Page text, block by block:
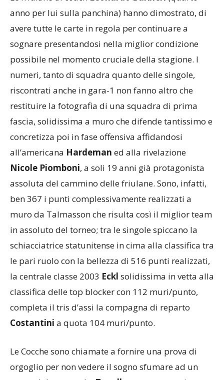
(quarto
anno per lui sulla panchina) hanno dimostrato, di
avere tutte le carte in regola per continuare a
sognare presentandosi nella miglior condizione
possibile nel momento cruciale della stagione. I
numeri, tanto di squadra quanto delle singole,
riscontrati anche in gara-1 non fanno altro che
restituire la fotografia di una squadra di prima
concretizza poi in fase offensiva affidandosi
all’americana
Hardeman
, a soli 19 anni già protagonista
ben 367 i punti complessivamente realizzati a
muro da Talmasson che risulta così il miglior team
in assoluto del torneo; tra le singole spiccano la
le pari ruolo con la bellezza di 516 punti realizzati,
classifica delle top blocker con 112 muri/punto,
completa il tris d’assi la compagna di reparto
a quota 104 muri/punto.
Le Cocche sono chiamate a fornire una prova di
orgoglio per non vedere il sogno sfumare ad un